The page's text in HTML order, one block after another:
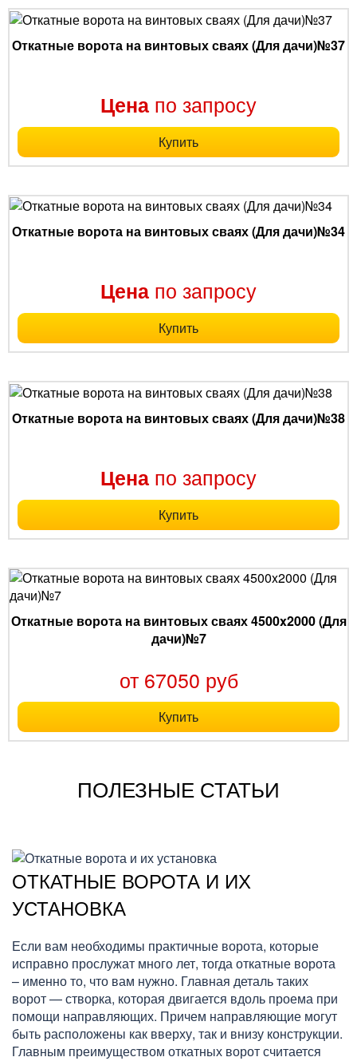
Откатные ворота на винтовых сваях (Для дачи)№37
Цена по запросу
Купить
Откатные ворота на винтовых сваях (Для дачи)№34
Цена по запросу
Купить
Откатные ворота на винтовых сваях (Для дачи)№38
Цена по запросу
Купить
Откатные ворота на винтовых сваях 4500x2000 (Для
дачи)№7
от 67050 руб
Купить
ПОЛЕЗНЫЕ СТАТЬИ
ОТКАТНЫЕ ВОРОТА И ИХ
УСТАНОВКА
Если вам необходимы практичные ворота, которые
исправно прослужат много лет, тогда откатные ворота
– именно то, что вам нужно. Главная деталь таких
ворот — створка, которая двигается вдоль проема при
помощи направляющих. Причем направляющие могут
быть расположены как вверху, так и внизу конструкции.
Главным преимуществом откатных ворот считается